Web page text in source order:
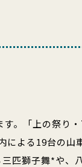
。「上の祭り
よる19台の山
匹獅子舞*や、